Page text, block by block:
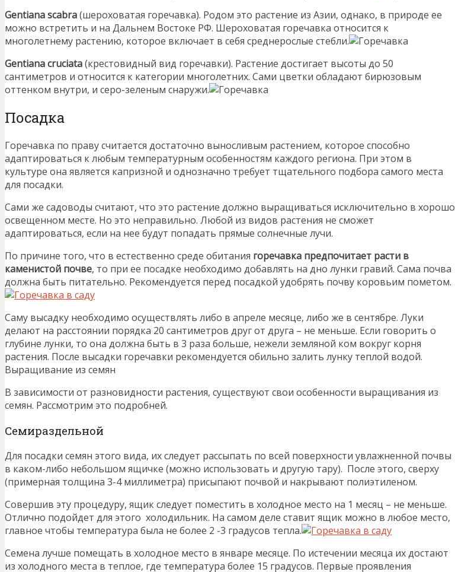
Gentiana scabra(шероховатая горечавка). Родом это растение из Азии, однако, в природе ее
можно встретить и на Дальнем Востоке РФ. Шероховатая горечавка относится к
многолетнему растению, которое включает в себя среднерослые стебли.
Gentiana cruciata(крестовидный вид горечавки). Растение достигает высоты до 50
сантиметров и относится к категории многолетних. Сами цветки обладают бирюзовым
оттенком внутри, и серо-зеленым снаружи.
Посадка
Горечавка по праву считается достаточно выносливым растением, которое способно
адаптироваться к любым температурным особенностям каждого региона. При этом в
культуре она является капризной и однозначно требует тщательного подбора самого места
для посадки.
Сами же садоводы считают, что это растение должно выращиваться исключительно в хорошо
освещенном месте. Но это неправильно. Любой из видов растения не сможет
адаптироваться, если на нее будут попадать прямые солнечные лучи.
По причине того, что в естественно среде обитания горечавка предпочитает расти в
каменистой почве, то при ее посадке необходимо добавлять на дно лунки гравий. Сама почва
должна быть питательно. Рекомендуется перед посадкой удобрять почву коровьим пометом.
Саму высадку необходимо осуществлять либо в апреле месяце, либо же в сентябре. Луки
делают на расстоянии порядка 20 сантиметров друг от друга – не меньше. Если говорить о
глубине лунки, то она должна быть в 3 раза больше, нежели земляной ком вокруг корня
растения. После высадки горечавки рекомендуется обильно залить лунку теплой водой.
Выращивание из семян
В зависимости от разновидности растения, существуют свои особенности выращивания из
семян. Рассмотрим это подробней.
Семираздельной
Для посадки семян этого вида, их следует рассыпать по всей поверхности увлажненной почвы
в каком-либо небольшом ящичке (можно использовать и другую тару). После этого, сверху
(примерная толщина 3-4 миллиметра) присыпают почвой и накрывают полиэтиленом.
Совершив эту процедуру, ящик следует поместить в холодное место на 1 месяц – не меньше.
Отлично подойдет для этого холодильник. На самом деле ставит ящик можно в любое место,
главное чтобы температура была не более 2 -3 градусов тепла.
Семена лучше помещать в холодное место в январе месяце. По истечении месяца их достают
из холодного места в теплое, где температура более 15 градусов. Первые проявления